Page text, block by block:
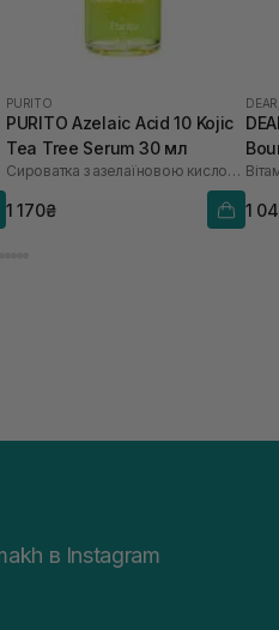
PURITO
PURITO Azelaic Acid 10 Kojic
Tea Tree Serum 30 мл
Сироватка з азелаїновою кислотою та чайним деревом
1 170₴ 1
в Instagram